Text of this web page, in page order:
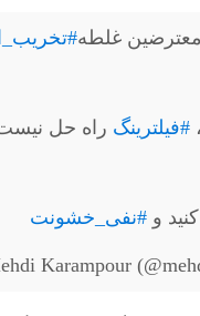
غلطه
#فيلترينگ راه حل
كنيد و #نفى_خشونت